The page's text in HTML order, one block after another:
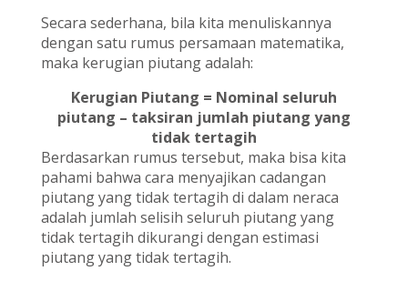
Secara sederhana, bila kita menuliskannya
dengan satu rumus persamaan matematika,
maka kerugian piutang adalah:
Kerugian Piutang = Nominal seluruh
piutang – taksiran jumlah piutang yang
tidak tertagih
Berdasarkan rumus tersebut, maka bisa kita
pahami bahwa cara menyajikan cadangan
piutang yang tidak tertagih di dalam neraca
adalah jumlah selisih seluruh piutang yang
tidak tertagih dikurangi dengan estimasi
piutang yang tidak tertagih.